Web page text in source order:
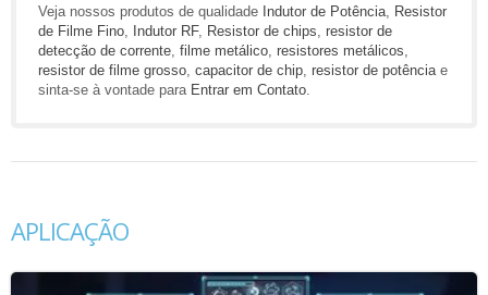
Veja nossos produtos de qualidade Indutor de Potência
Resistor
de Filme Fino
Indutor RF, Resistor de chips resistor de
detecção de corrente filme metálico resistores metálicos
resistor de filme grosso capacitor de chip resistor de potência e
sinta-se à vontade para Entrar em Contato
APLICAÇÃO